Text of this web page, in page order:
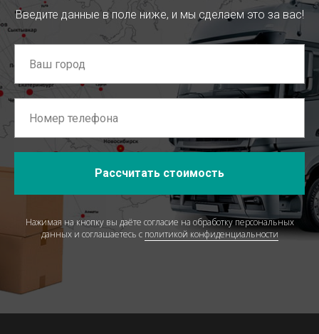
Введите данные в поле ниже, и мы сделаем это за вас!
Рассчитать стоимость
Нажимая на кнопку вы даёте согласие на обработку персональных
данных и соглашаетесь c политикой конфиденциальности